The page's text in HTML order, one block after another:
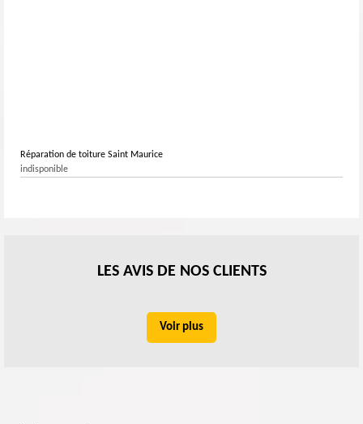
Réparation de toiture Saint Maurice
indisponible
LES AVIS DE NOS CLIENTS
Voir plus